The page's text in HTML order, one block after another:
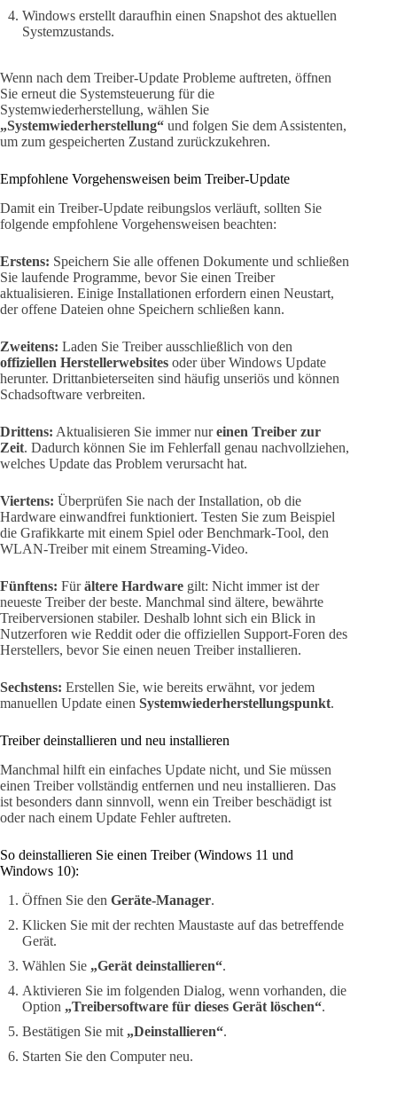
Windows erstellt daraufhin einen Snapshot des aktuellen
Systemzustands.
Wenn nach dem Treiber-Update Probleme auftreten, öffnen
Sie erneut die Systemsteuerung für die
Systemwiederherstellung, wählen Sie
„Systemwiederherstellung“ und folgen Sie dem Assistenten,
um zum gespeicherten Zustand zurückzukehren.
Empfohlene Vorgehensweisen beim Treiber-Update
Damit ein Treiber-Update reibungslos verläuft, sollten Sie
folgende empfohlene Vorgehensweisen beachten:
Erstens: Speichern Sie alle offenen Dokumente und schließen
Sie laufende Programme, bevor Sie einen Treiber
aktualisieren. Einige Installationen erfordern einen Neustart,
der offene Dateien ohne Speichern schließen kann.
Zweitens: Laden Sie Treiber ausschließlich von den
offiziellen Herstellerwebsites oder über Windows Update
herunter. Drittanbieterseiten sind häufig unseriös und können
Schadsoftware verbreiten.
Drittens: Aktualisieren Sie immer nureinen Treiber zur
Zeit. Dadurch können Sie im Fehlerfall genau nachvollziehen,
welches Update das Problem verursacht hat.
Viertens: Überprüfen Sie nach der Installation, ob die
Hardware einwandfrei funktioniert. Testen Sie zum Beispiel
die Grafikkarte mit einem Spiel oder Benchmark-Tool, den
WLAN-Treiber mit einem Streaming-Video.
Fünftens: Fürältere Hardware gilt: Nicht immer ist der
neueste Treiber der beste. Manchmal sind ältere, bewährte
Treiberversionen stabiler. Deshalb lohnt sich ein Blick in
Nutzerforen wie Reddit oder die offiziellen Support-Foren des
Herstellers, bevor Sie einen neuen Treiber installieren.
Sechstens: Erstellen Sie, wie bereits erwähnt, vor jedem
manuellen Update einen Systemwiederherstellungspunkt.
Treiber deinstallieren und neu installieren
Manchmal hilft ein einfaches Update nicht, und Sie müssen
einen Treiber vollständig entfernen und neu installieren. Das
ist besonders dann sinnvoll, wenn ein Treiber beschädigt ist
oder nach einem Update Fehler auftreten.
So deinstallieren Sie einen Treiber (Windows 11 und
Windows 10):
Öffnen Sie den Geräte-Manager.
Klicken Sie mit der rechten Maustaste auf das betreffende
Gerät.
Wählen Sie „Gerät deinstallieren“.
Aktivieren Sie im folgenden Dialog, wenn vorhanden, die
Option „Treibersoftware für dieses Gerät löschen“.
Bestätigen Sie mit „Deinstallieren“.
Starten Sie den Computer neu.